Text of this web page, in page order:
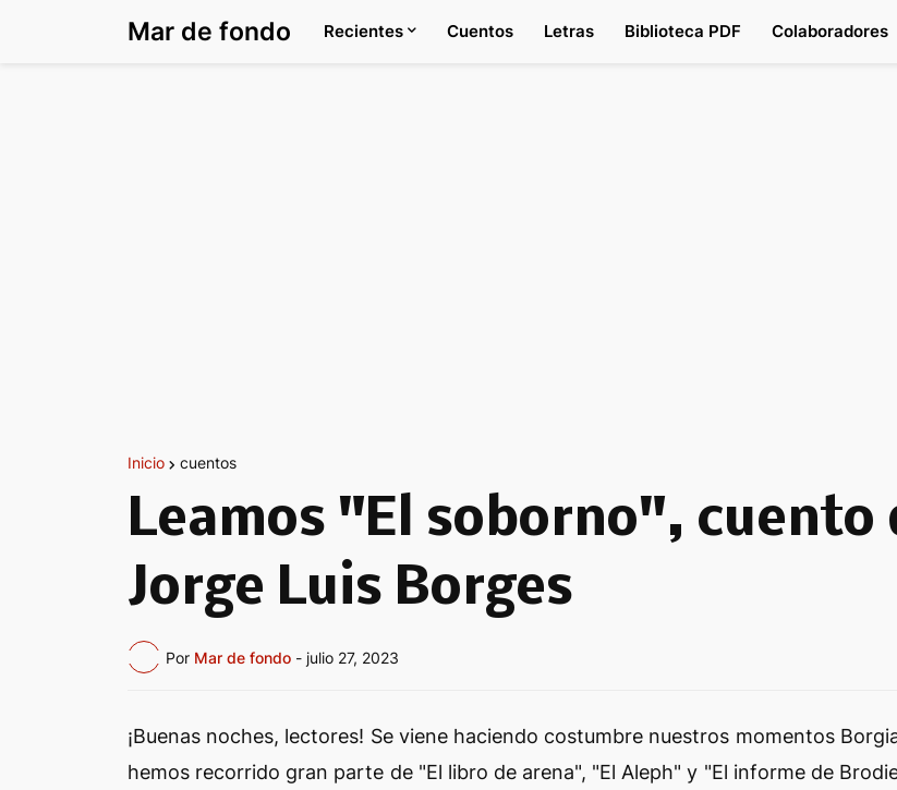
Mar de fondo Recientes Cuentos Letras Biblioteca PDF Colaboradores
Inicio cuentos
Leamos "El soborno", cuento
Jorge Luis Borges
Por Mar de fondo - julio 27, 2023
¡Buenas noches, lectores! Se viene haciendo costumbre nuestros momentos
hemos recorrido gran parte de "El libro de arena", "El Aleph" y "El informe de